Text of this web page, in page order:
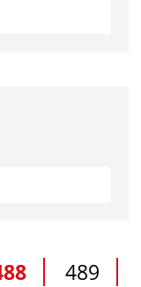
489